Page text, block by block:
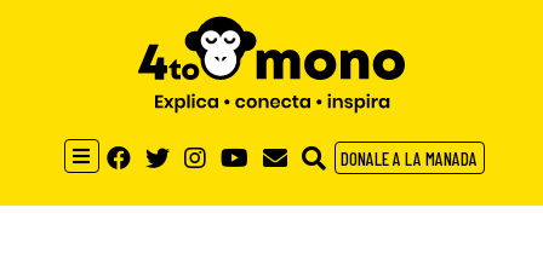
DONALE A LA MANADA